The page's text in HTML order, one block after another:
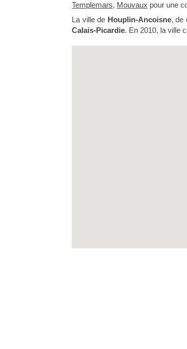
Templemars, Mouvaux pour une
La ville de Houplin-Ancoisne, de
Calais-Picardie. En 2010, la ville